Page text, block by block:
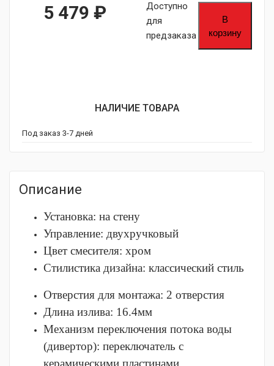
5 479 ₽
Доступно
для
предзаказа
В
корзину
НАЛИЧИЕ ТОВАРА
Под заказ 3-7 дней
Описание
Установка: на стену
Управление: двухручковый
Цвет смесителя: хром
Стилистика дизайна: классический стиль
Отверстия для монтажа: 2 отверстия
Длина излива: 16.4мм
Механизм переключения потока воды
(дивертор): переключатель с
керамическими пластинами